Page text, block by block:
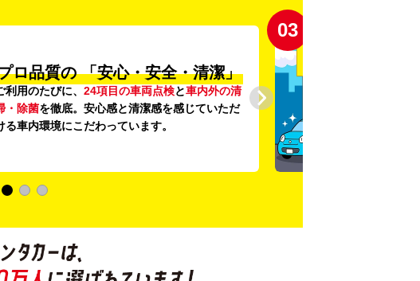
ロ品質の 「安心・安全・清潔」
利用のたびに、 24項目の車両点検と車内外の清
・除菌を徹底。安心感と清潔感を感じていただ
る車内環境にこだわっています。
03